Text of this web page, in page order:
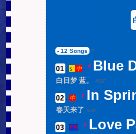
- 12 Songs ≡
01 . s 中 『 Blue
白日梦 蓝。
4'56''
02 . 中 『 In
春天来了 5'30''
03 . EN 『 Love